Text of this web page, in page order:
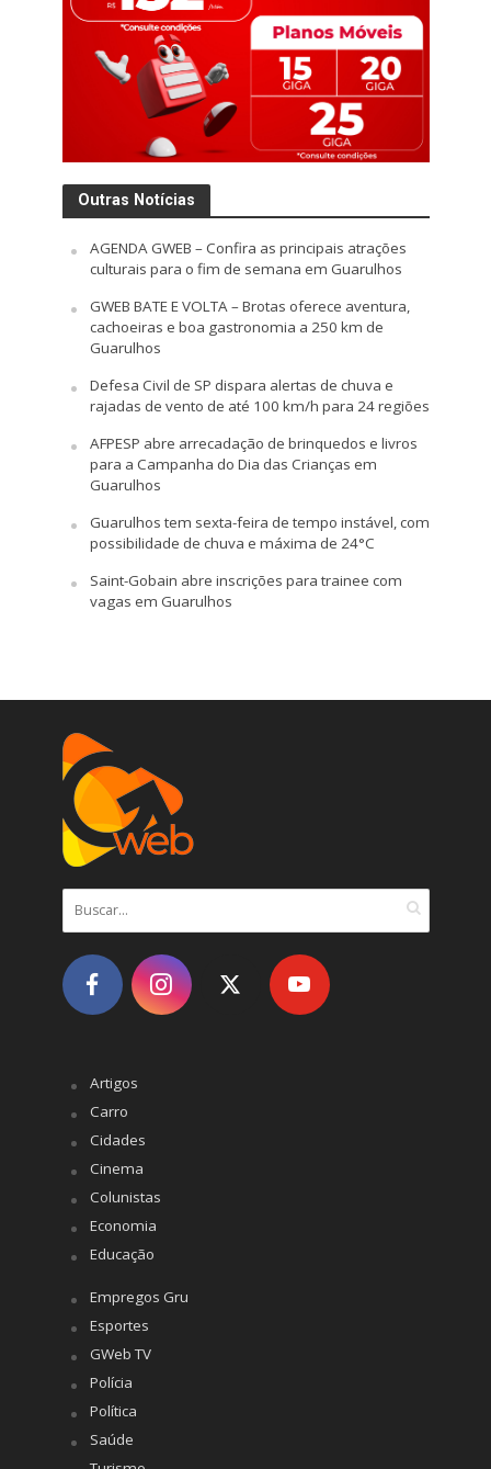
Outras Notícias
AGENDA GWEB – Confira as principais atrações
culturais para o fim de semana em Guarulhos
GWEB BATE E VOLTA – Brotas oferece aventura,
cachoeiras e boa gastronomia a 250 km de
Guarulhos
Defesa Civil de SP dispara alertas de chuva e
rajadas de vento de até 100 km/h para 24 regiões
AFPESP abre arrecadação de brinquedos e livros
para a Campanha do Dia das Crianças em
Guarulhos
Guarulhos tem sexta-feira de tempo instável, com
possibilidade de chuva e máxima de 24°C
Saint-Gobain abre inscrições para trainee com
vagas em Guarulhos
Artigos
Carro
Cidades
Cinema
Colunistas
Economia
Educação
Empregos Gru
Esportes
GWeb TV
Polícia
Política
Saúde